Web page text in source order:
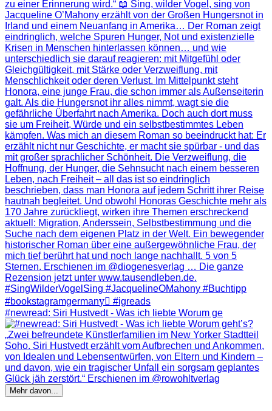
#newread: Siri Hustvedt - Was ich liebte Worum ge
Mehr davon...